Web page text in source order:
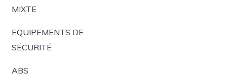
MIXTE
EQUIPEMENTS DE
SÉCURITÉ
ABS